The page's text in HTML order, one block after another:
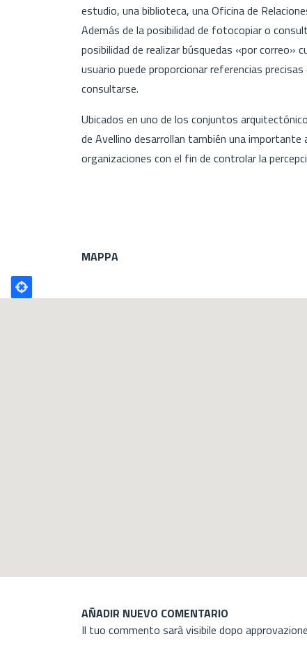
estudio, una biblioteca, una Oficina de
Además de la posibilidad de fotocopiar o
posibilidad de realizar búsquedas «por correo»
usuario puede proporcionar referencias
consultarse.
Ubicados en uno de los conjuntos
de Avellino desarrollan también una importante
organizaciones con el fin de controlar la
MAPPA
Poligono
GEO
AÑADIR NUEVO COMENTARIO
Il tuo commento sarà visibile dopo